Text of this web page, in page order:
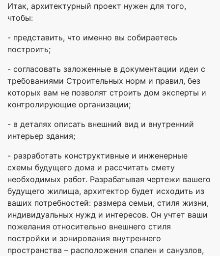
Итак, архитектурный проект нужен для того,
чтобы:
- представить, что именно вы собираетесь
построить;
- согласовать заложенные в документации идеи с
требованиями Строительных норм и правил, без
которых вам не позволят строить дом эксперты и
контролирующие организации;
- в деталях описать внешний вид и внутренний
интерьер здания;
- разработать конструктивные и инженерные
схемы будущего дома и рассчитать смету
необходимых работ. Разрабатывая чертежи вашего
будущего жилища, архитектор будет исходить из
ваших потребностей: размера семьи, стиля жизни,
индивидуальных нужд и интересов. Он учтет ваши
пожелания относительно внешнего стиля
постройки и зонирования внутреннего
пространства – расположения спален и санузлов,